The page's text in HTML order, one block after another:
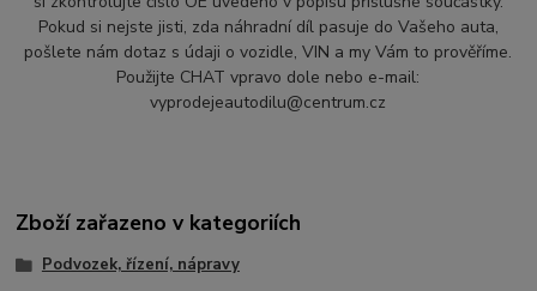
Pokud si nejste jisti, zda náhradní díl pasuje do Vašeho auta,
pošlete nám dotaz s údaji o vozidle, VIN a my Vám to prověříme.
Použijte CHAT vpravo dole nebo e-mail:
vyprodejeautodilu@centrum.cz
Zboží zařazeno v kategoriích
Podvozek, řízení, nápravy